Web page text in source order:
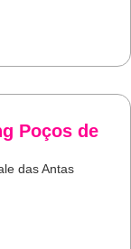
Poços de
das Antas